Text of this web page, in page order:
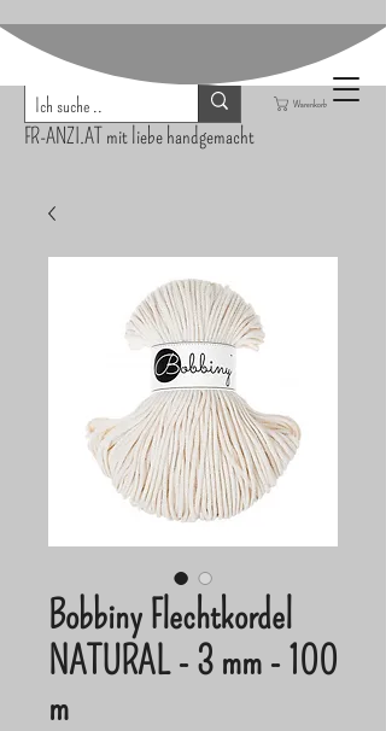
FR-ANZI.AT mit liebe handgemacht
Warenkorb
Bobbiny Flechtkordel
NATURAL - 3 mm - 100
m